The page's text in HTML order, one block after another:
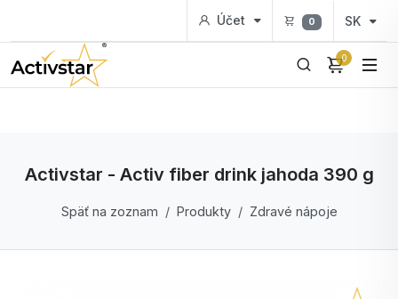
Účet 0 SK
0
Activstar - Activ fiber drink jahoda 390 g
Späť na zoznam Produkty Zdravé nápoje